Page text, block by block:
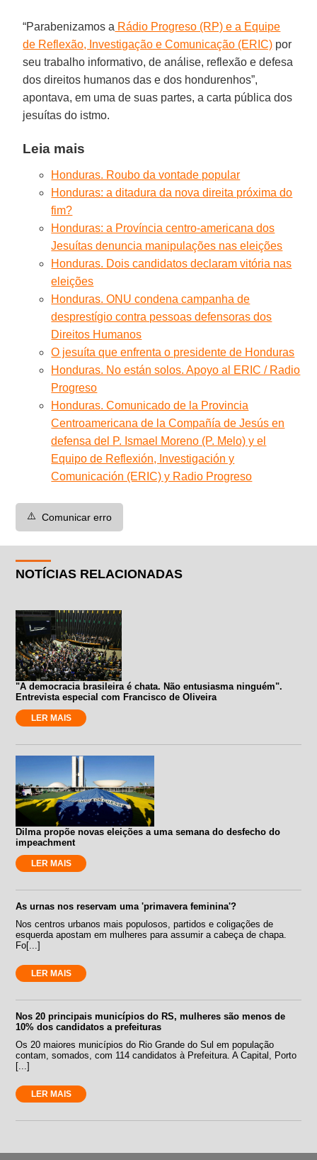
“Parabenizamos a Rádio Progreso (RP) e a Equipe
de Reflexão, Investigação e Comunicação (ERIC) por
seu trabalho informativo, de análise, reflexão e defesa
dos direitos humanos das e dos hondurenhos”,
apontava, em uma de suas partes, a carta pública dos
jesuítas do istmo.
Leia mais
Honduras. Roubo da vontade popular
Honduras: a ditadura da nova direita próxima do
fim?
Honduras: a Província centro-americana dos
Jesuítas denuncia manipulações nas eleições
Honduras. Dois candidatos declaram vitória nas
eleições
Honduras. ONU condena campanha de
desprestígio contra pessoas defensoras dos
Direitos Humanos
O jesuíta que enfrenta o presidente de Honduras
Honduras. No están solos. Apoyo al ERIC / Radio
Progreso
Honduras. Comunicado de la Provincia
Centroamericana de la Compañía de Jesús en
defensa del P. Ismael Moreno (P. Melo) y el
Equipo de Reflexión, Investigación y
Comunicación (ERIC) y Radio Progreso
⚠️ Comunicar erro
NOTÍCIAS RELACIONADAS
"A democracia brasileira é chata. Não entusiasma ninguém".
Entrevista especial com Francisco de Oliveira
LER MAIS
Dilma propõe novas eleições a uma semana do desfecho do
impeachment
LER MAIS
As urnas nos reservam uma 'primavera feminina'?
Nos centros urbanos mais populosos, partidos e coligações de
esquerda apostam em mulheres para assumir a cabeça de chapa.
Fo[...]
LER MAIS
Nos 20 principais municípios do RS, mulheres são menos de
10% dos candidatos a prefeituras
Os 20 maiores municípios do Rio Grande do Sul em população
contam, somados, com 114 candidatos à Prefeitura. A Capital, Porto
[...]
LER MAIS